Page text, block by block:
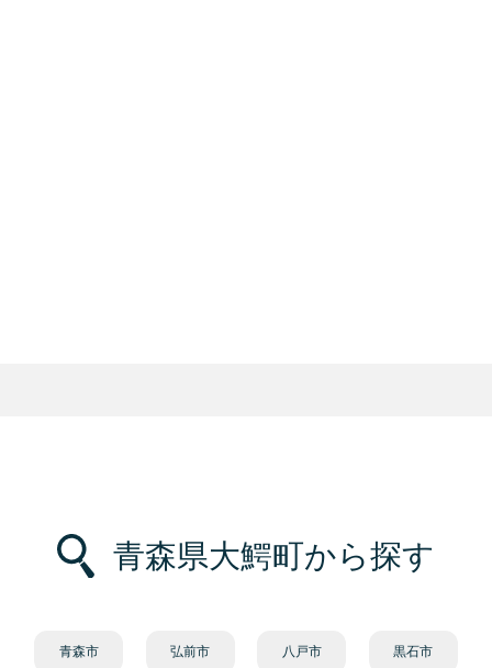
青森県大鰐町から探す
青森市 弘前市 八戸市 黒石市